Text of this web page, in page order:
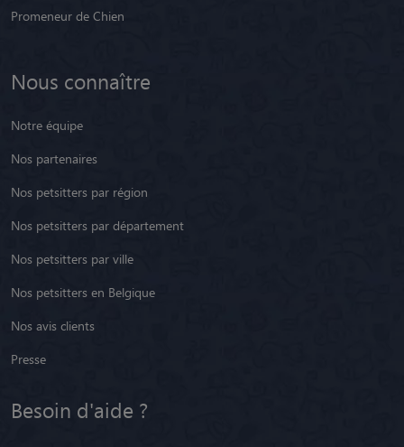
Promeneur de Chien
Nous connaître
Notre équipe
Nos partenaires
Nos petsitters par région
Nos petsitters par département
Nos petsitters par ville
Nos petsitters en Belgique
Nos avis clients
Presse
Besoin d'aide ?